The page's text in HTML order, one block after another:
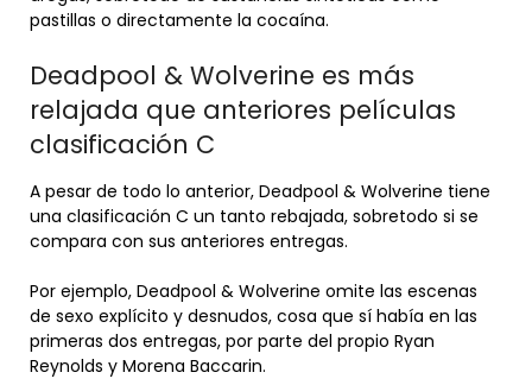
pastillas o directamente la cocaína.
Deadpool & Wolverine es más
relajada que anteriores películas
clasificación C
A pesar de todo lo anterior, Deadpool & Wolverine tiene
una clasificación C un tanto rebajada, sobretodo si se
compara con sus anteriores entregas.
Por ejemplo, Deadpool & Wolverine omite las escenas
de sexo explícito y desnudos, cosa que sí había en las
primeras dos entregas, por parte del propio Ryan
Reynolds y Morena Baccarin.